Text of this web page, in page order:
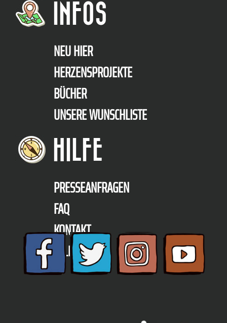
INFOS
NEU HIER
HERZENSPROJEKTE
BÜCHER
UNSERE WUNSCHLISTE
HILFE
PRESSEANFRAGEN
FAQ
KONTAKT
TELEFON